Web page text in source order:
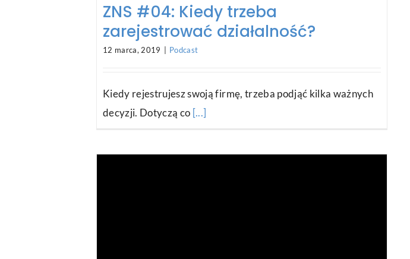
ZNS #04: Kiedy trzeba
zarejestrować działalność?
12 marca, 2019 | Podcast
Kiedy rejestrujesz swoją firmę, trzeba podjąć kilka ważnych
decyzji. Dotyczą co [...]